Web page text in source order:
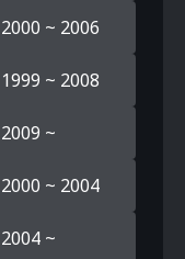
2000 ~ 2006
1999 ~ 2008
2009 ~
2000 ~ 2004
2004 ~